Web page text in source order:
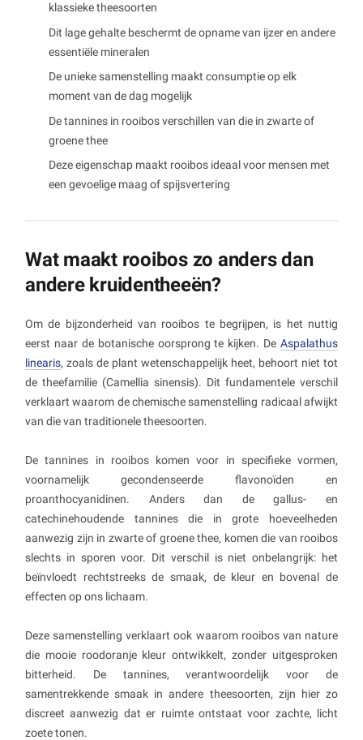
klassieke theesoorten
Dit lage gehalte beschermt de opname van ijzer en andere
essentiële mineralen
De unieke samenstelling maakt consumptie op elk
moment van de dag mogelijk
De tannines in rooibos verschillen van die in zwarte of
groene thee
Deze eigenschap maakt rooibos ideaal voor mensen met
een gevoelige maag of spijsvertering
Wat maakt rooibos zo anders dan
andere kruidentheeën?
Om de bijzonderheid van rooibos te begrijpen, is het nuttig
eerst naar de botanische oorsprong te kijken. De Aspalathus
linearis, zoals de plant wetenschappelijk heet, behoort niet tot
de theefamilie (Camellia sinensis). Dit fundamentele verschil
verklaart waarom de chemische samenstelling radicaal afwijkt
van die van traditionele theesoorten.
De tannines in rooibos komen voor in specifieke vormen,
voornamelijk gecondenseerde flavonoïden en
proanthocyanidinen. Anders dan de gallus- en
catechinehoudende tannines die in grote hoeveelheden
aanwezig zijn in zwarte of groene thee, komen die van rooibos
slechts in sporen voor. Dit verschil is niet onbelangrijk: het
beïnvloedt rechtstreeks de smaak, de kleur en bovenal de
effecten op ons lichaam.
Deze samenstelling verklaart ook waarom rooibos van nature
die mooie roodoranje kleur ontwikkelt, zonder uitgesproken
bitterheid. De tannines, verantwoordelijk voor de
samentrekkende smaak in andere theesoorten, zijn hier zo
discreet aanwezig dat er ruimte ontstaat voor zachte, licht
zoete tonen.